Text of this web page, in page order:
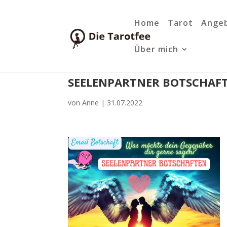
Home Tarot
Über mich
SEELENPARTNER
vonAnne | 31.07.2022